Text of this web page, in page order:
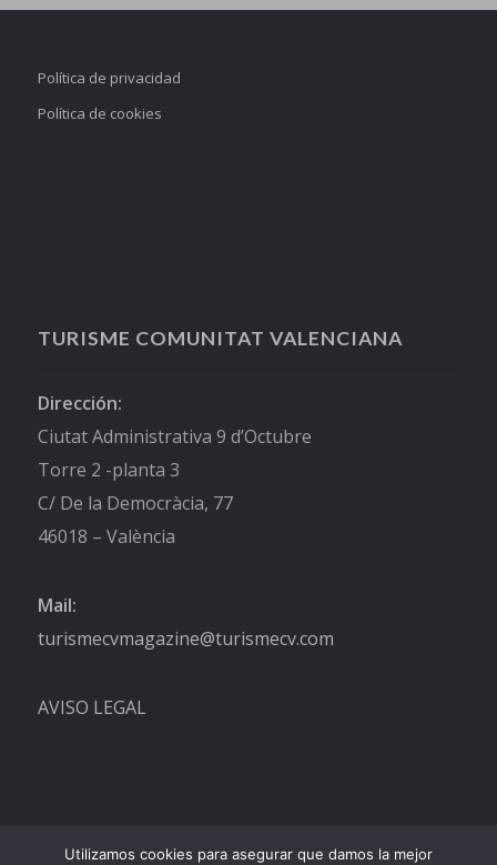
Política de privacidad
Política de cookies
TURISME COMUNITAT VALENCIANA
Dirección:
Ciutat Administrativa 9 d’Octubre
Torre 2 -planta 3
C/ De la Democràcia, 77
46018 – València
Mail:
turismecvmagazine@turismecv.com
AVISO LEGAL
Utilizamos cookies para asegurar que damos la mejor